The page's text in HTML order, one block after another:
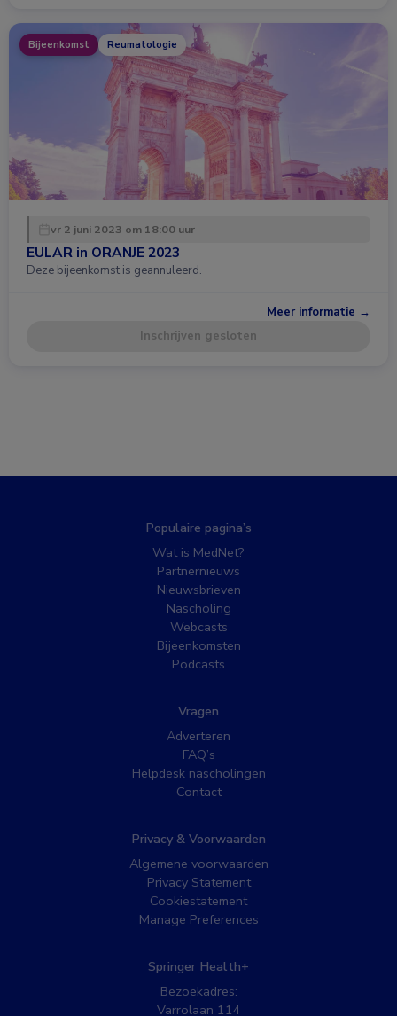
Bijeenkomst Reumatologie
vr 2 juni 2023 om 18:00 uur
EULAR in ORANJE 2023
Deze bijeenkomst is geannuleerd.
Meer informatie →
Inschrijven gesloten
Populaire pagina’s
Wat is MedNet?
Partnernieuws
Nieuwsbrieven
Nascholing
Webcasts
Bijeenkomsten
Podcasts
Vragen
Adverteren
FAQ’s
Helpdesk nascholingen
Contact
Privacy & Voorwaarden
Algemene voorwaarden
Privacy Statement
Cookiestatement
Manage Preferences
Springer Health+
Bezoekadres:
Varrolaan 114